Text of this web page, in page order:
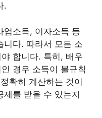
.
업소득, 이자소득 등
니다. 따라서 모든 소
합니다. 특히, 배우
경우 소득이 불규칙
확히 계산하는 것이
제를 받을 수 있는지